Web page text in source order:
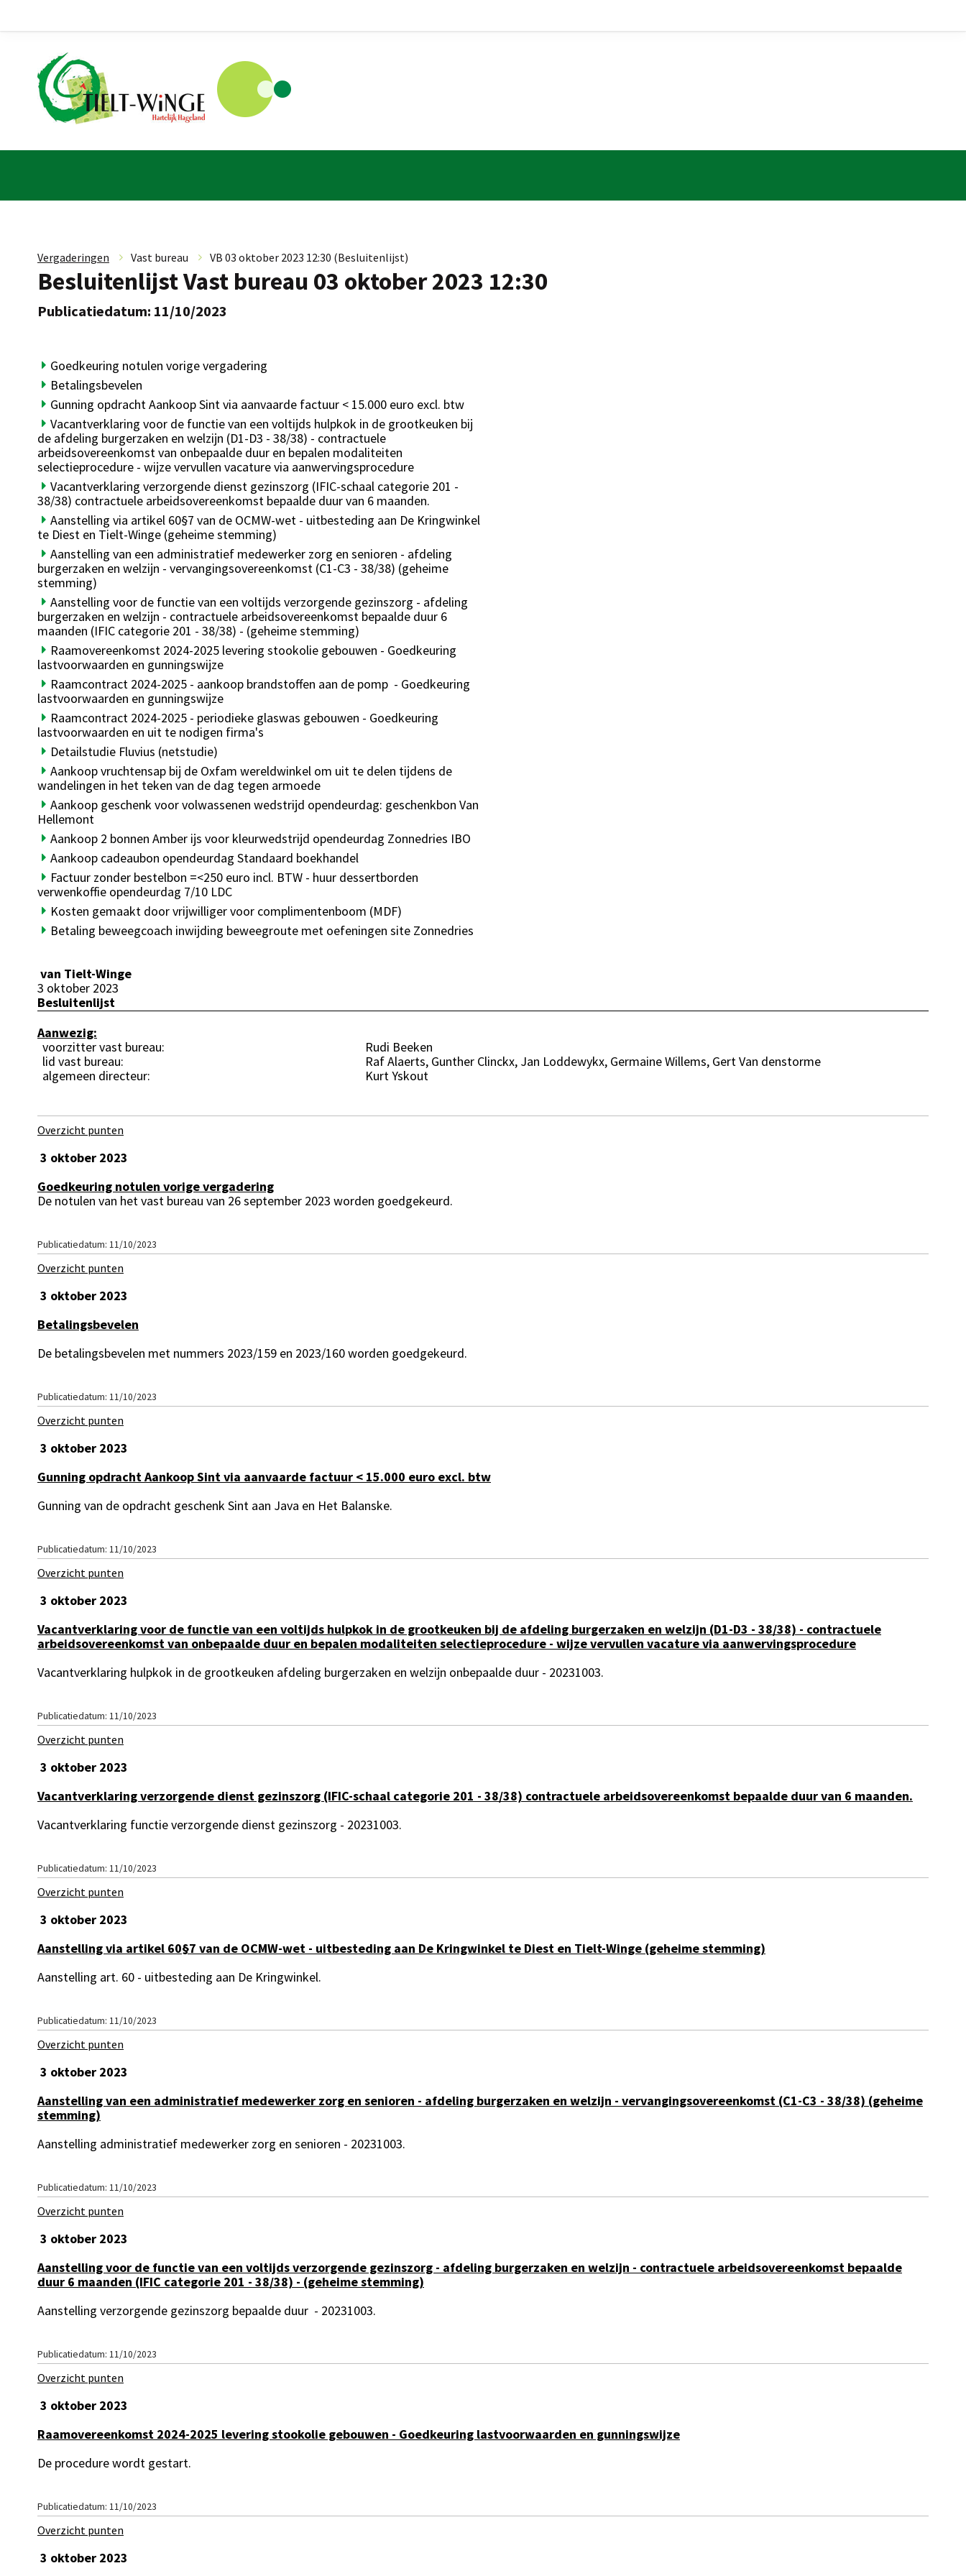
Vergaderingen » Vast bureau » VB 03 oktober 2023 12:30 (Besluitenlijst)
Besluitenlijst Vast bureau 03 oktober 2023 12:30
Publicatiedatum: 11/10/2023
Goedkeuring notulen vorige vergadering
Betalingsbevelen
Gunning opdracht Aankoop Sint via aanvaarde factuur < 15.000 euro excl. btw
Vacantverklaring voor de functie van een voltijds hulpkok in de grootkeuken bij
de afdeling burgerzaken en welzijn (D1-D3 - 38/38) - contractuele
arbeidsovereenkomst van onbepaalde duur en bepalen modaliteiten
selectieprocedure - wijze vervullen vacature via aanwervingsprocedure
Vacantverklaring verzorgende dienst gezinszorg (IFIC-schaal categorie 201 -
38/38) contractuele arbeidsovereenkomst bepaalde duur van 6 maanden.
Aanstelling via artikel 60§7 van de OCMW-wet - uitbesteding aan De Kringwinkel
te Diest en Tielt-Winge (geheime stemming)
Aanstelling van een administratief medewerker zorg en senioren - afdeling
burgerzaken en welzijn - vervangingsovereenkomst (C1-C3 - 38/38) (geheime
stemming)
Aanstelling voor de functie van een voltijds verzorgende gezinszorg - afdeling
burgerzaken en welzijn - contractuele arbeidsovereenkomst bepaalde duur 6
maanden (IFIC categorie 201 - 38/38) - (geheime stemming)
Raamovereenkomst 2024-2025 levering stookolie gebouwen - Goedkeuring
lastvoorwaarden en gunningswijze
Raamcontract 2024-2025 - aankoop brandstoffen aan de pomp - Goedkeuring
lastvoorwaarden en gunningswijze
Raamcontract 2024-2025 - periodieke glaswas gebouwen - Goedkeuring
lastvoorwaarden en uit te nodigen firma's
Detailstudie Fluvius (netstudie)
Aankoop vruchtensap bij de Oxfam wereldwinkel om uit te delen tijdens de
wandelingen in het teken van de dag tegen armoede
Aankoop geschenk voor volwassenen wedstrijd opendeurdag: geschenkbon Van
Hellemont
Aankoop 2 bonnen Amber ijs voor kleurwedstrijd opendeurdag Zonnedries IBO
Aankoop cadeaubon opendeurdag Standaard boekhandel
Factuur zonder bestelbon =<250 euro incl. BTW - huur dessertborden
verwenkoffie opendeurdag 7/10 LDC
Kosten gemaakt door vrijwilliger voor complimentenboom (MDF)
Betaling beweegcoach inwijding beweegroute met oefeningen site Zonnedries
van Tielt-Winge
3 oktober 2023
Besluitenlijst
Aanwezig:
voorzitter vast bureau:
Rudi Beeken
lid vast bureau:
Raf Alaerts, Gunther Clinckx, Jan Loddewykx, Germaine Willems, Gert Van denstorme
algemeen directeur:
Kurt Yskout
Overzicht punten
3 oktober 2023
Goedkeuring notulen vorige vergadering
De notulen van het vast bureau van 26 september 2023 worden goedgekeurd.
Publicatiedatum: 11/10/2023
Overzicht punten
3 oktober 2023
Betalingsbevelen
De betalingsbevelen met nummers 2023/159 en 2023/160 worden goedgekeurd.
Publicatiedatum: 11/10/2023
Overzicht punten
3 oktober 2023
Gunning opdracht Aankoop Sint via aanvaarde factuur < 15.000 euro excl. btw
Gunning van de opdracht geschenk Sint aan Java en Het Balanske.
Publicatiedatum: 11/10/2023
Overzicht punten
3 oktober 2023
Vacantverklaring voor de functie van een voltijds hulpkok in de grootkeuken bij de afdeling burgerzaken en welzijn (D1-D3 - 38/38) - contractuele
arbeidsovereenkomst van onbepaalde duur en bepalen modaliteiten selectieprocedure - wijze vervullen vacature via aanwervingsprocedure
Vacantverklaring hulpkok in de grootkeuken afdeling burgerzaken en welzijn onbepaalde duur - 20231003.
Publicatiedatum: 11/10/2023
Overzicht punten
3 oktober 2023
Vacantverklaring verzorgende dienst gezinszorg (IFIC-schaal categorie 201 - 38/38) contractuele arbeidsovereenkomst bepaalde duur van 6 maanden.
Vacantverklaring functie verzorgende dienst gezinszorg - 20231003.
Publicatiedatum: 11/10/2023
Overzicht punten
3 oktober 2023
Aanstelling via artikel 60§7 van de OCMW-wet - uitbesteding aan De Kringwinkel te Diest en Tielt-Winge (geheime stemming)
Aanstelling art. 60 - uitbesteding aan De Kringwinkel.
Publicatiedatum: 11/10/2023
Overzicht punten
3 oktober 2023
Aanstelling van een administratief medewerker zorg en senioren - afdeling burgerzaken en welzijn - vervangingsovereenkomst (C1-C3 - 38/38) (geheime
stemming)
Aanstelling administratief medewerker zorg en senioren - 20231003.
Publicatiedatum: 11/10/2023
Overzicht punten
3 oktober 2023
Aanstelling voor de functie van een voltijds verzorgende gezinszorg - afdeling burgerzaken en welzijn - contractuele arbeidsovereenkomst bepaalde
duur 6 maanden (IFIC categorie 201 - 38/38) - (geheime stemming)
Aanstelling verzorgende gezinszorg bepaalde duur - 20231003.
Publicatiedatum: 11/10/2023
Overzicht punten
3 oktober 2023
Raamovereenkomst 2024-2025 levering stookolie gebouwen - Goedkeuring lastvoorwaarden en gunningswijze
De procedure wordt gestart.
Publicatiedatum: 11/10/2023
Overzicht punten
3 oktober 2023